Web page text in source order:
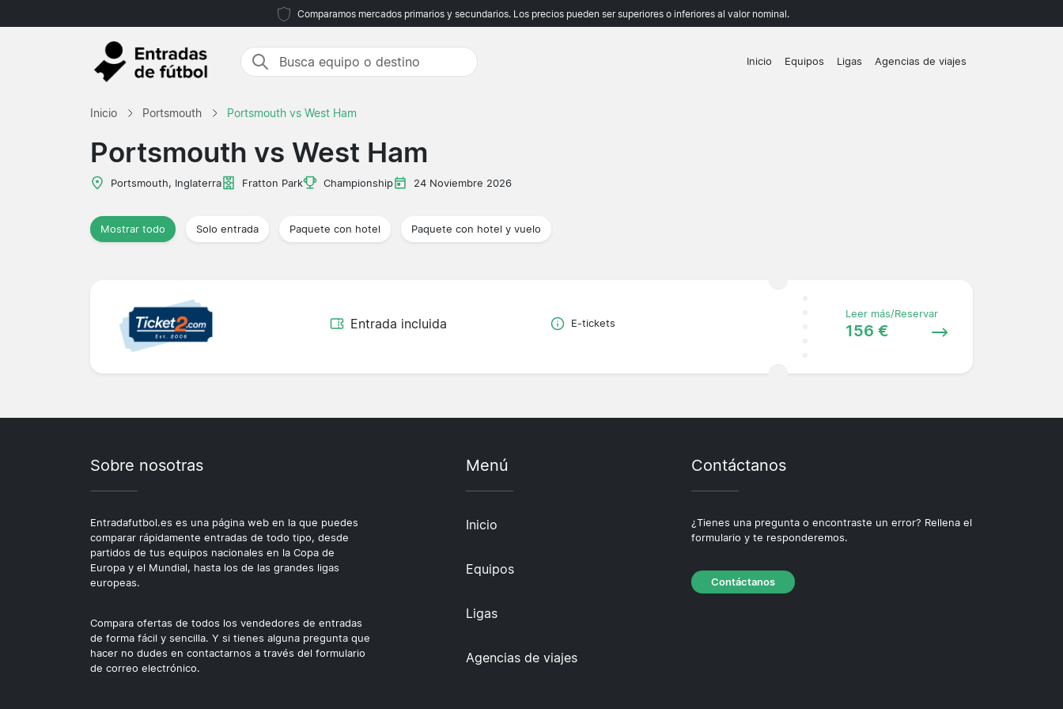
Comparamos mercados primarios y secundarios. Los precios pueden ser superiores o inferiores al valor nominal.
Inicio Equipos Ligas Agencias de viajes
Inicio Portsmouth Portsmouth vs West Ham
Portsmouth vs West Ham
Portsmouth, Inglaterra Fratton Park Championship 24 Noviembre 2026
Mostrar todo Solo entrada Paquete con hotel Paquete con hotel y vuelo
Entrada incluida E-tickets
Leer más/Reservar
156 €
Sobre nosotras
Entradafutbol.es es una página web en la que puedes
comparar rápidamente entradas de todo tipo, desde
partidos de tus equipos nacionales en la Copa de
Europa y el Mundial, hasta los de las grandes ligas
europeas.
Compara ofertas de todos los vendedores de entradas
de forma fácil y sencilla. Y si tienes alguna pregunta que
hacer no dudes en contactarnos a través del formulario
de correo electrónico.
Menú
Inicio
Equipos
Ligas
Agencias de viajes
Contáctanos
¿Tienes una pregunta o encontraste un error? Rellena el
formulario y te responderemos.
Contáctanos